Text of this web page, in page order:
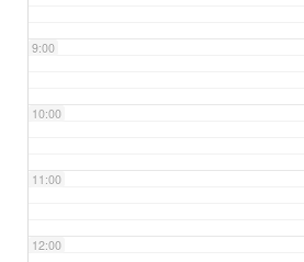
9:00
10:00
11:00
12:00